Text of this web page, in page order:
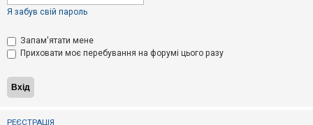
і
Т
м
и
б
з
Я забув свій пароль
Запам'ятати мене
Приховати моє перебування на форумі цього разу
РЕЄСТРАЦІЯ